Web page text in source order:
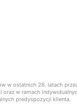
w ostatnich 26. latach
oraz w ramach
predyspozycji klienta.